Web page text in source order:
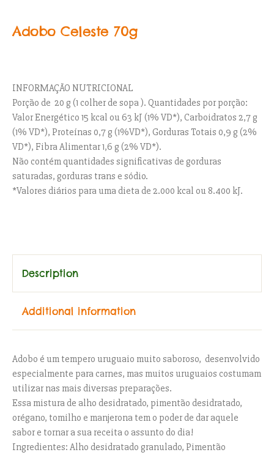
Adobo Celeste 70g
INFORMAÇÃO NUTRICIONAL
Porção de 20 g (1 colher de sopa ). Quantidades por porção:
Valor Energético 15 kcal ou 63 kJ (1% VD*), Carboidratos 2,7 g
(1% VD*), Proteínas 0,7 g (1%VD*), Gorduras Totais 0,9 g (2%
VD*), Fibra Alimentar 1,6 g (2% VD*).
Não contém quantidades significativas de gorduras
saturadas, gorduras trans e sódio.
*Valores diários para uma dieta de 2.000 kcal ou 8.400 kJ.
Description
Additional information
Adobo é um tempero uruguaio muito saboroso, desenvolvido
especialmente para carnes, mas muitos uruguaios costumam
utilizar nas mais diversas preparações.
Essa mistura de alho desidratado, pimentão desidratado,
orégano, tomilho e manjerona tem o poder de dar aquele
sabor e tornar a sua receita o assunto do dia!
Ingredientes: Alho desidratado granulado, Pimentão